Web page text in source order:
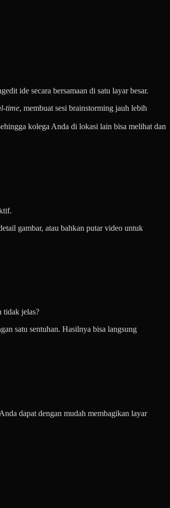
ide secara bersamaan di satu layar besar.
time, membuat sesi brainstorming jauh lebih
kolega Anda di lokasi lain bisa melihat dan
gambar, atau bahkan putar video untuk
tidak jelas?
satu sentuhan. Hasilnya bisa langsung
dapat dengan mudah membagikan layar